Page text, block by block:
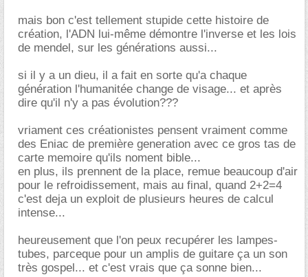
mais bon c'est tellement stupide cette histoire de
création, l'ADN lui-même démontre l'inverse et les lois
de mendel, sur les générations aussi...
si il y a un dieu, il a fait en sorte qu'a chaque
génération l'humanitée change de visage... et après
dire qu'il n'y a pas évolution???
vriament ces créationistes pensent vraiment comme
des Eniac de première generation avec ce gros tas de
carte memoire qu'ils noment bible...
en plus, ils prennent de la place, remue beaucoup d'air
pour le refroidissement, mais au final, quand 2+2=4
c'est deja un exploit de plusieurs heures de calcul
intense...
heureusement que l'on peux recupérer les lampes-
tubes, parceque pour un amplis de guitare ça un son
très gospel... et c'est vrais que ça sonne bien...